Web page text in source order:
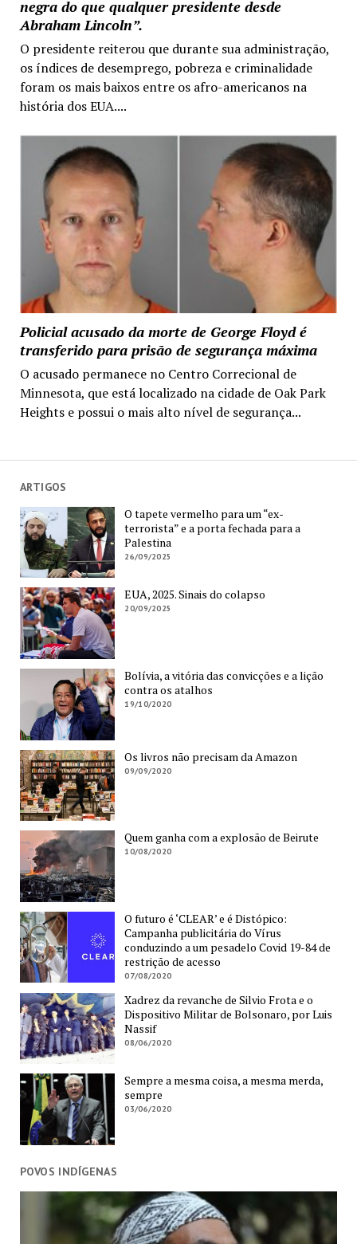
negra do que qualquer presidente desde
Abraham Lincoln”.
O presidente reiterou que durante sua administração,
os índices de desemprego, pobreza e criminalidade
foram os mais baixos entre os afro-americanos na
história dos EUA....
Policial acusado da morte de George Floyd é
transferido para prisão de segurança máxima
O acusado permanece no Centro Correcional de
Minnesota, que está localizado na cidade de Oak Park
Heights e possui o mais alto nível de segurança...
ARTIGOS
O tapete vermelho para um “ex-
terrorista” e a porta fechada para a
Palestina
26/09/2025
EUA, 2025. Sinais do colapso
20/09/2025
Bolívia, a vitória das convicções e a lição
contra os atalhos
19/10/2020
Os livros não precisam da Amazon
09/09/2020
Quem ganha com a explosão de Beirute
10/08/2020
O futuro é ‘CLEAR’ e é Distópico:
Campanha publicitária do Vírus
conduzindo a um pesadelo Covid 19-84 de
restrição de acesso
07/08/2020
Xadrez da revanche de Silvio Frota e o
Dispositivo Militar de Bolsonaro, por Luis
Nassif
08/06/2020
Sempre a mesma coisa, a mesma merda,
sempre
03/06/2020
POVOS INDÍGENAS